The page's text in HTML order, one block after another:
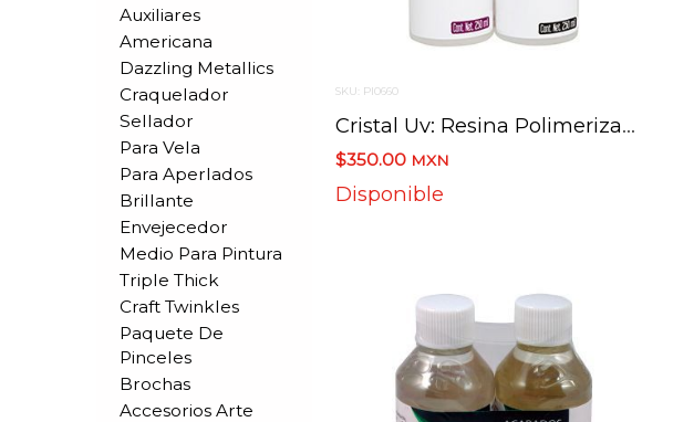
Auxiliares
Americana
Dazzling Metallics
Craquelador
Sellador
Para Vela
Para Aperlados
Brillante
Envejecedor
Medio Para Pintura
Triple Thick
Craft Twinkles
Paquete De
Pinceles
Brochas
Accesorios Arte
SKU: PI0660
Cristal Uv: Resina Polimerizada Y Endurecedor 2 Pasos 250 Ml
$350.00 MXN
Disponible